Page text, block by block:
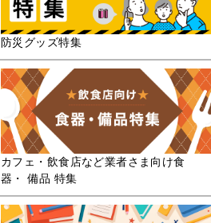
防災グッズ特集
カフェ・飲食店など業者さま向け食
器・ 備品 特集